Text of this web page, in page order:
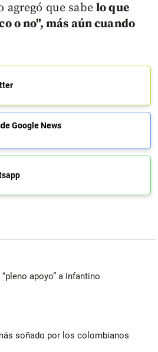
agregó que sabe lo que
o no", más aún cuando
Google News
apoyo” a Infantino
soñado por los colombianos